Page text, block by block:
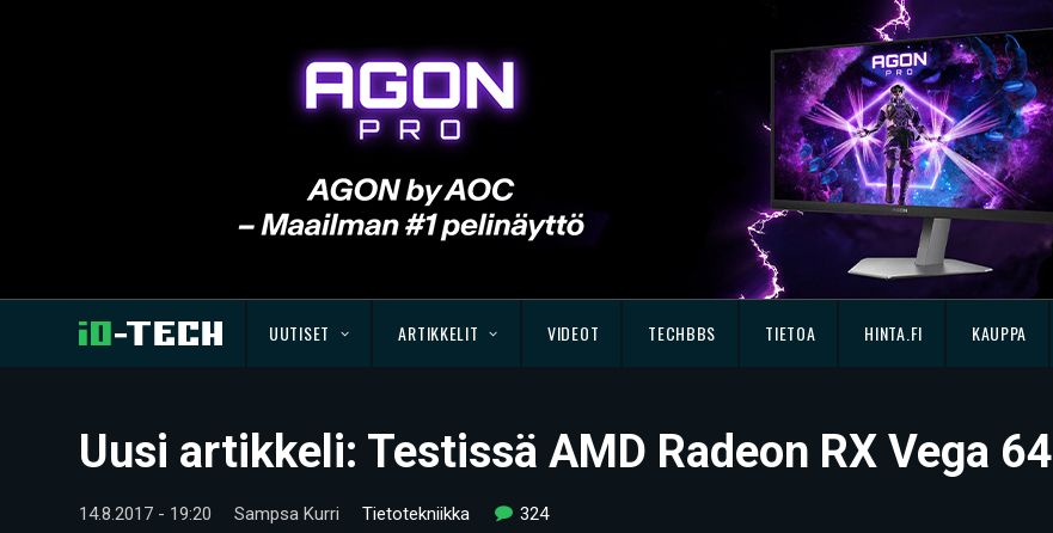
UUTISET ARTIKKELIT VIDEOT TECHBBS TIETOA HINTA.FI KAUPPA
Uusi artikkeli: Testissä AMD Radeon RX Vega 64
14.8.2017 - 19:20 Sampsa Kurri Tietotekniikka 324